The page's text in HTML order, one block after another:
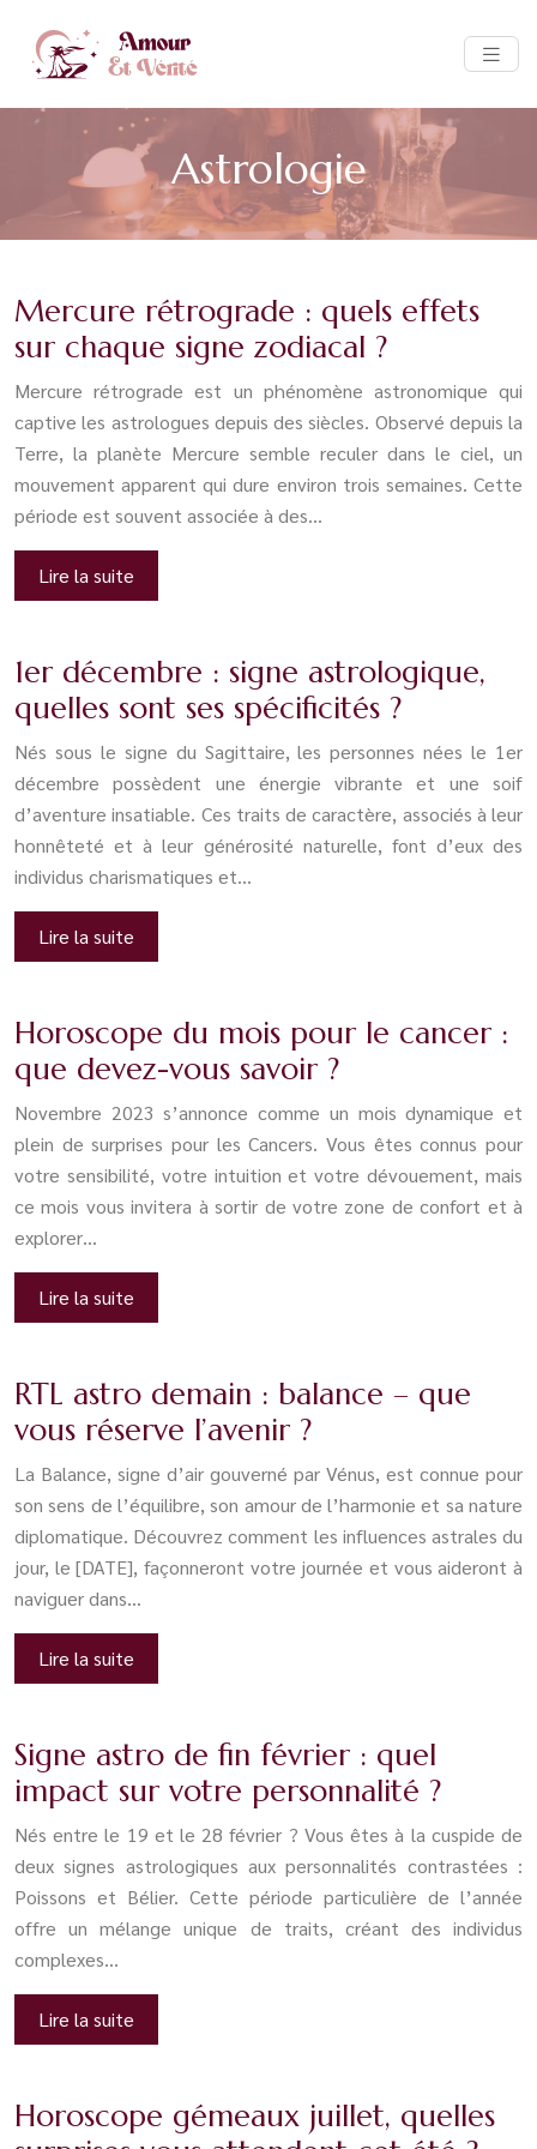
Astrologie
Mercure rétrograde : quels effets
sur chaque signe zodiacal ?
Mercure rétrograde est un phénomène astronomique qui
captive les astrologues depuis des siècles. Observé depuis la
Terre, la planète Mercure semble reculer dans le ciel, un
mouvement apparent qui dure environ trois semaines. Cette
période est souvent associée à des…
Lire la suite
1er décembre : signe astrologique,
quelles sont ses spécificités ?
Nés sous le signe du Sagittaire, les personnes nées le 1er
décembre possèdent une énergie vibrante et une soif
d’aventure insatiable. Ces traits de caractère, associés à leur
honnêteté et à leur générosité naturelle, font d’eux des
individus charismatiques et…
Lire la suite
Horoscope du mois pour le cancer :
que devez-vous savoir ?
Novembre 2023 s’annonce comme un mois dynamique et
plein de surprises pour les Cancers. Vous êtes connus pour
votre sensibilité, votre intuition et votre dévouement, mais
ce mois vous invitera à sortir de votre zone de confort et à
explorer…
Lire la suite
RTL astro demain : balance – que
vous réserve l’avenir ?
La Balance, signe d’air gouverné par Vénus, est connue pour
son sens de l’équilibre, son amour de l’harmonie et sa nature
diplomatique. Découvrez comment les influences astrales du
jour, le [DATE], façonneront votre journée et vous aideront à
naviguer dans…
Lire la suite
Signe astro de fin février : quel
impact sur votre personnalité ?
Nés entre le 19 et le 28 février ? Vous êtes à la cuspide de
deux signes astrologiques aux personnalités contrastées :
Poissons et Bélier. Cette période particulière de l’année
offre un mélange unique de traits, créant des individus
complexes…
Lire la suite
Horoscope gémeaux juillet, quelles